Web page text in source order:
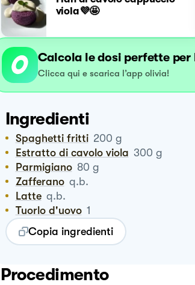
viola💜🤩
Calcola le dosi perfette per
Clicca qui e scarica l’app olivia!
Ingredienti
Spaghetti fritti 200 g
Estratto di cavolo viola 300 g
Parmigiano 80 g
Zafferano q.b.
Latte q.b.
Tuorlo d'uovo 1
Copia ingredienti
Procedimento